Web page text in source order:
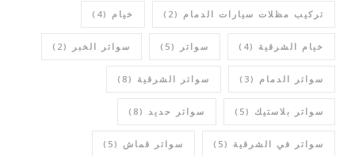
تركيب مظلات سيارات الدمام (2) خيام (4)
خيام الشرقية (4) سواتر (5) سواتر الخبر (2)
سواتر الدمام (3) سواتر الشرقية (8)
سواتر بلاستيك (5) سواتر حديد (8)
سواتر في الشرقية (5) سواتر قماش (5)